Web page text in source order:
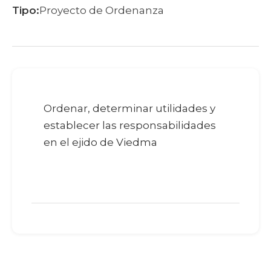
Tipo:Proyecto de Ordenanza
Ordenar, determinar utilidades y
establecer las responsabilidades
en el ejido de Viedma